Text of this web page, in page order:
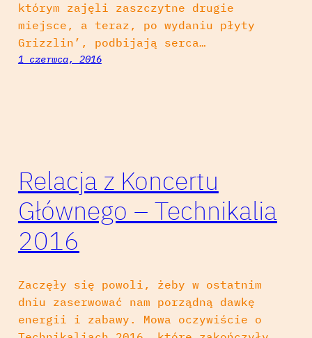
którym zajęli zaszczytne drugie
miejsce, a teraz, po wydaniu płyty
Grizzlin’, podbijają serca…
1 czerwca, 2016
Relacja z Koncertu
Głównego – Technikalia
2016
Zaczęły się powoli, żeby w ostatnim
dniu zaserwować nam porządną dawkę
energii i zabawy. Mowa oczywiście o